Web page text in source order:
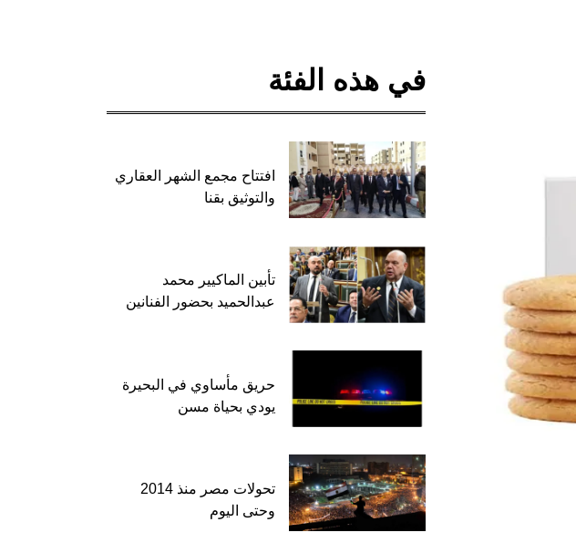
في هذه الفئة
افتتاح مجمع الشهر العقاري
والتوثيق بقنا
تأبين الماكيير محمد
عبدالحميد بحضور الفنانين
حريق مأساوي في البحيرة
يودي بحياة مسن
تحولات مصر منذ 2014
وحتى اليوم